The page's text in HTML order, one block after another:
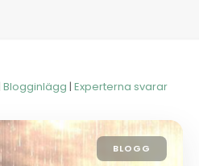
Blogginlägg | Experterna svarar
BLOGG